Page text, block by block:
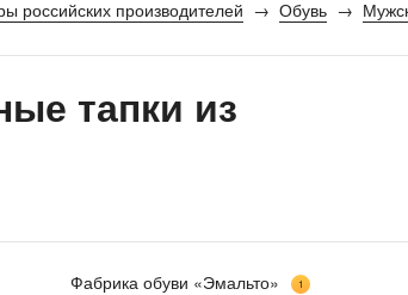
российских производителей Обувь
тапки из
Фабрика обуви «Эмальто» 1